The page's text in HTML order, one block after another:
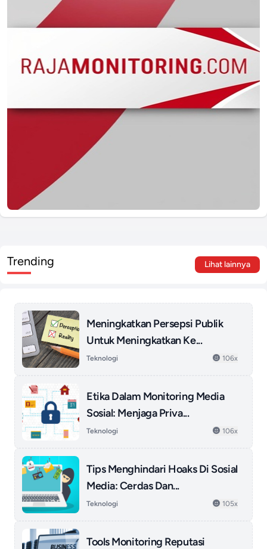
Trending Lihat lainnya
Meningkatkan Persepsi Publik
Untuk Meningkatkan Ke...
Teknologi 106x
Etika Dalam Monitoring Media
Sosial: Menjaga Priva...
Teknologi 106x
Tips Menghindari Hoaks Di Sosial
Media: Cerdas Dan...
Teknologi 105x
Tools Monitoring Reputasi